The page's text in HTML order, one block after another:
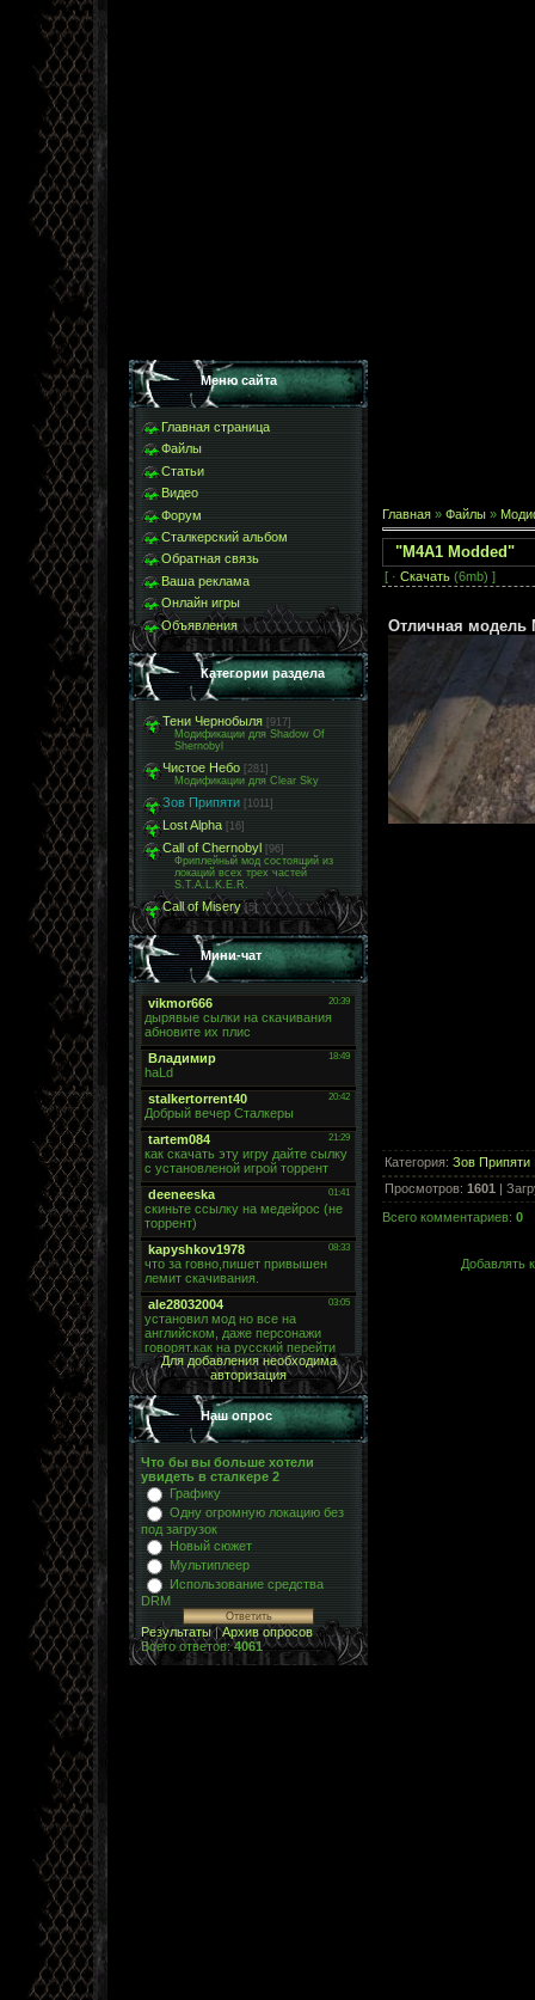
Меню сайта
Главная страница
Файлы
Статьи
Видео
Форум
Сталкерский альбом
Обратная связь
Ваша реклама
Онлайн игры
Объявления
Категории раздела
Тени Чернобыля [917]
Модификации для Shadow Of
Shernobyl
Чистое Небо [281]
Модификации для Clear Sky
Зов Припяти [1011]
Lost Alpha [16]
Call of Chernobyl [96]
Фриплейный мод состоящий из
локаций всех трех частей
S.T.A.L.K.E.R.
Call of Misery [5]
Мини-чат
Для добавления необходима
авторизация
Наш опрос
Что бы вы больше хотели
увидеть в сталкере 2
Графику
Одну огромную локацию без
под загрузок
Новый сюжет
Мультиплеер
Использование средства
DRM
Результаты|Архив опросов
Всего ответов:4061
Главная » Файлы »
"M4A1 Modded"
[ · Скачать (6mb) ]
Отличная модель
Категория: Зов Припяти
Просмотров: 1601 |
Всего комментариев: 0
Добавлять